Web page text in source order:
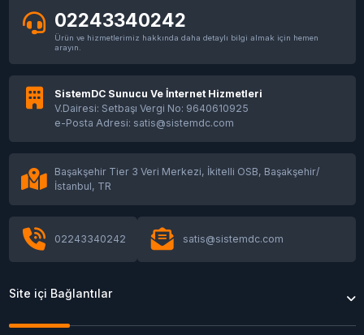
02243340242
Ürün ve hizmetlerimiz hakkında daha detaylı bilgi almak için hemen
arayın.
SistemDC Sunucu Ve İnternet Hizmetleri
V.Dairesi: Setbaşı Vergi No: 9640610925
e-Posta Adresi: satis@sistemdc.com
Başakşehir Tier 3 Veri Merkezi, İkitelli OSB, Başakşehir/
İstanbul, TR
02243340242 satis@sistemdc.com
Site içi Bağlantılar